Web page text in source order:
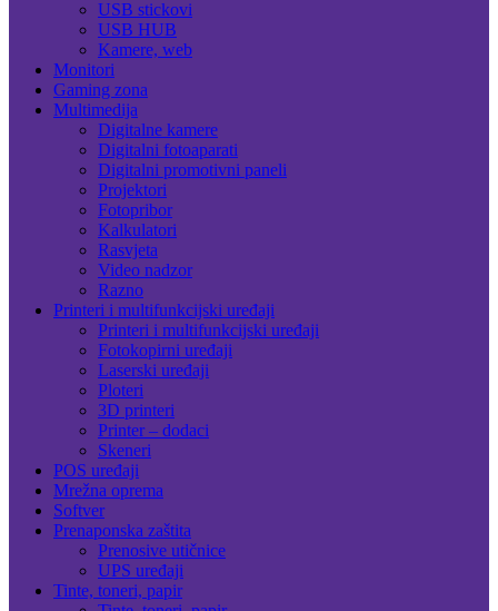
USB stickovi
USB HUB
Kamere, web
Monitori
Gaming zona
Multimedija
Digitalne kamere
Digitalni fotoaparati
Digitalni promotivni paneli
Projektori
Fotopribor
Kalkulatori
Rasvjeta
Video nadzor
Razno
Printeri i multifunkcijski uređaji
Printeri i multifunkcijski uređaji
Fotokopirni uređaji
Laserski uređaji
Ploteri
3D printeri
Printer – dodaci
Skeneri
POS uređaji
Mrežna oprema
Softver
Prenaponska zaštita
Prenosive utičnice
UPS uređaji
Tinte, toneri, papir